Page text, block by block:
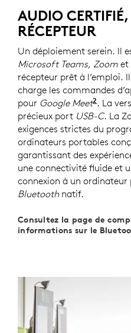
AUDIO
RÉCEPTEUR
Un déploiement serein. Il
Microsoft Teams, Zoom et
récepteur prêt à l’emploi.
charge les commandes
pour Google Meet2 Pour
. La
précieux port USB-C. La
exigences strictes du
ordinateurs portables
garantissant des
une connectivité fluide et
connexion à un
Bluetoothnatif.
Consultez la page de
informations sur le